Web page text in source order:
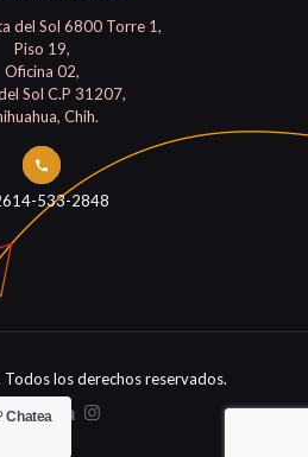
del Sol 6800 Torre 1,
Piso 19,
Oficina 02,
Sol C.P 31207,
Chih.
533-2848
los derechos reservados.
Chatea